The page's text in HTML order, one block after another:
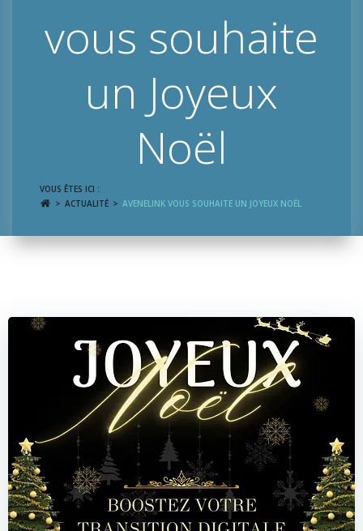
vous souhaite
un Joyeux
Noël
VOUS ÊTES ICI :
ACTUALITÉ
AVENELINK VOUS SOUHAITE UN JOYEUX NOËL